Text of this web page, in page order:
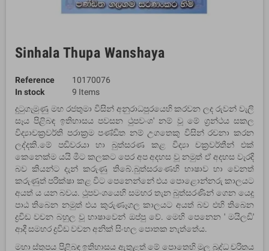
Sinhala Thupa Wanshaya
Reference
10170076
In stock
9 Items
දුටුගැමුණු මහ රජතුමා විසින් අනුරාධපුරයෙහි කරවන ලද රුවන් වැලි
සෑය පිළිබඳ ඉතිහාසය පවසන ථුපවංශ' නම් වූ මේ ග්‍රන්ථය සකල
විද්‍යාචක්‍රවර්ති පරාක්‍රම පණ්ඩිත නම් උගතෙකු විසින් රචනා කරන
ලද්දකි.මේ පඬිවරයා හා බුත්සරණ කළ විද්‍යා චක්‍රවර්තීන් එක්
කෙනෙක්ම යයි මීට කලකට පෙර අප අදහස වූ නමුත් ඒ අදහස වැරදි
බව කියන්ට දැන් කරුණු තිබේ.බුත්සරණෙහි භාෂාව හා වෙනත්
කරුණුත් පරික්ෂා කළ විට පෙනෙන්නේ එය පොළොන්නරු කාලයට
අයත් ය යන බවය. ථූපවංශයෙහි සමහර තැන බුත්සරණින් ගෙන යෙදූ
පාඨ තිබෙන නමුත් එය කුරුණෑගල කාලයට අයත් බව එහි තිබෙන
ද්‍රවිඩ වචන බහුල වූ භාෂාවෙන් ඔප්පු වේ. මෙහි පෙනෙන ' මයිලඩි'
ආදී සමහර ද්‍රවිඩ වචන අනික් සිංහල පොතක නැත්තේය.
මහා ස්තූපය පිළිබඳ ඉතිහාසය ඇතුළත් මේ පොතෙහි මුල බුද්ධ චරිතය